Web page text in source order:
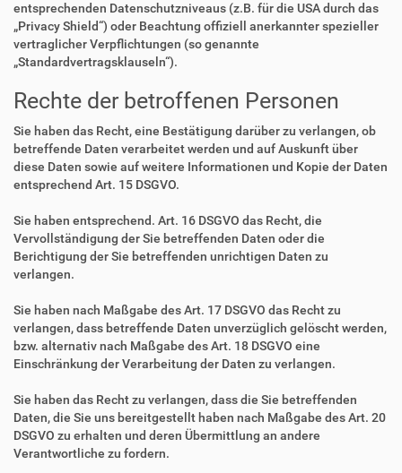
entsprechenden Datenschutzniveaus (z.B. für die USA durch das
„Privacy Shield“) oder Beachtung offiziell anerkannter spezieller
vertraglicher Verpflichtungen (so genannte
„Standardvertragsklauseln“).
Rechte der betroffenen Personen
Sie haben das Recht, eine Bestätigung darüber zu verlangen, ob
betreffende Daten verarbeitet werden und auf Auskunft über
diese Daten sowie auf weitere Informationen und Kopie der Daten
entsprechend Art. 15 DSGVO.
Sie haben entsprechend. Art. 16 DSGVO das Recht, die
Vervollständigung der Sie betreffenden Daten oder die
Berichtigung der Sie betreffenden unrichtigen Daten zu
verlangen.
Sie haben nach Maßgabe des Art. 17 DSGVO das Recht zu
verlangen, dass betreffende Daten unverzüglich gelöscht werden,
bzw. alternativ nach Maßgabe des Art. 18 DSGVO eine
Einschränkung der Verarbeitung der Daten zu verlangen.
Sie haben das Recht zu verlangen, dass die Sie betreffenden
Daten, die Sie uns bereitgestellt haben nach Maßgabe des Art. 20
DSGVO zu erhalten und deren Übermittlung an andere
Verantwortliche zu fordern.